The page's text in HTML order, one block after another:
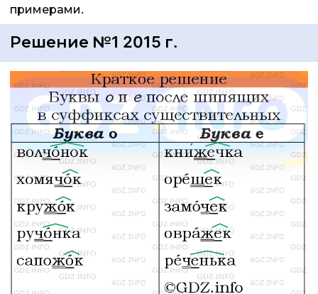
примерами.
Решение №1 2015 г.